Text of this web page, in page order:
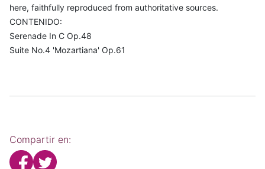
here, faithfully reproduced from authoritative sources.
CONTENIDO:
Serenade In C Op.48
Suite No.4 'Mozartiana' Op.61
Compartir en: